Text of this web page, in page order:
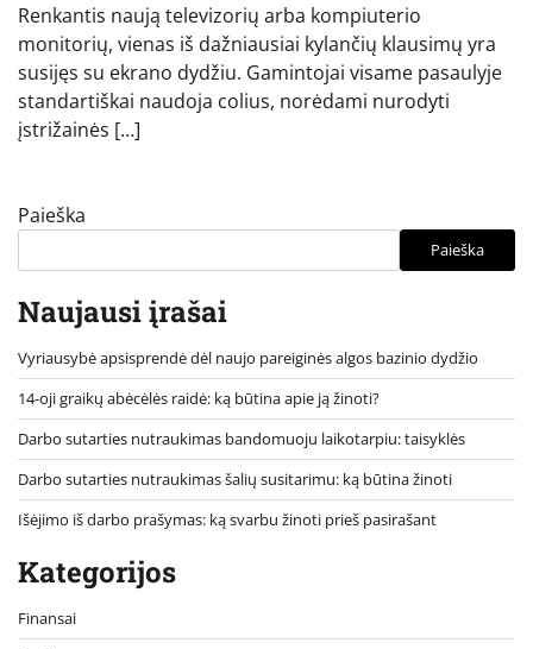
Renkantis naują televizorių arba kompiuterio
monitorių, vienas iš dažniausiai kylančių klausimų yra
susijęs su ekrano dydžiu. Gamintojai visame pasaulyje
standartiškai naudoja colius, norėdami nurodyti
įstrižainės […]
Paieška
Paieška
Naujausi įrašai
Vyriausybė apsisprendė dėl naujo pareiginės algos bazinio dydžio
14-oji graikų abėcėlės raidė: ką būtina apie ją žinoti?
Darbo sutarties nutraukimas bandomuoju laikotarpiu: taisyklės
Darbo sutarties nutraukimas šalių susitarimu: ką būtina žinoti
Išėjimo iš darbo prašymas: ką svarbu žinoti prieš pasirašant
Kategorijos
Finansai